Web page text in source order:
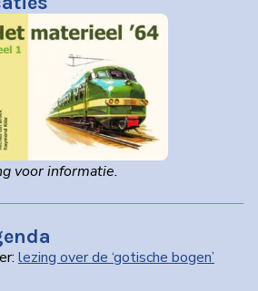
voor informatie.
lezing over de ‘gotische bogen’